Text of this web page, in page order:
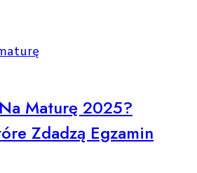
Maturę 2025?
Zdadzą Egzamin